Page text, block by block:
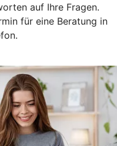
auf Ihre Fragen.
für eine Beratung in